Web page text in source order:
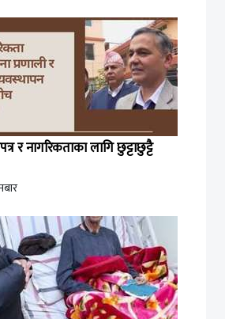
र नागरिकताका लागि छुट्टाछुट्टै